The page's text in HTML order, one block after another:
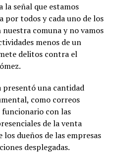
la señal que estamos
todos y cada uno de los
comuna y no vamos
menos de un
delitos contra el
una cantidad
como correos
con las
de la venta
dueños de las empresas
desplegadas.